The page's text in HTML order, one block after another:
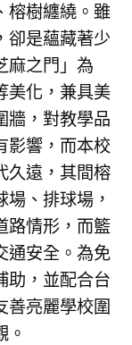
榕樹纏繞。雖
卻是蘊藏著少
麻之門」為
美化，兼具美
牆，對教學品
影響，而本校
久遠，其間榕
、排球場，
路情形，而籃
通安全。為免
助，並配合台
善亮麗學校圍
。